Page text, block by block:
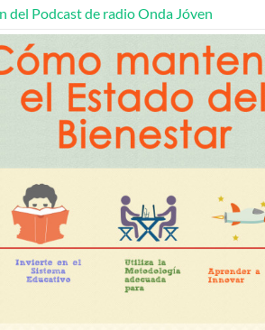
del Podcast de radio Onda Jóven